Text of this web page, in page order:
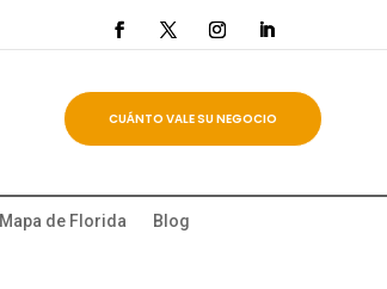
CUÁNTO VALE SU NEGOCIO
Mapa de Florida
Blog